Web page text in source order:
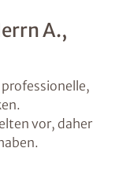
A.,
vor, daher